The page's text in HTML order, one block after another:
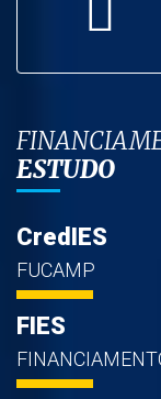
ESTUDO
CredIES
FUCAMP
FIES